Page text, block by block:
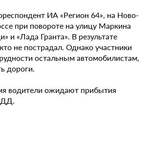
ИА «Регион 64», на Ново-
при повороте на улицу Маркина
и «Лада Гранта». В результате
не пострадал. Однако участники
остальным автомобилистам,
дороги.
водители ожидают прибытия